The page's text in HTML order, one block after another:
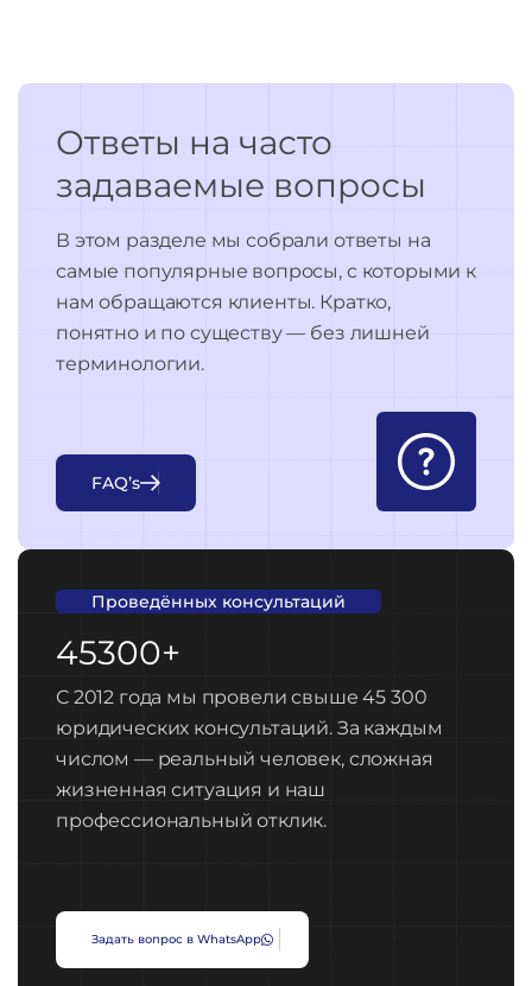
Ответы на часто
задаваемые вопросы
В этом разделе мы собрали ответы на
самые популярные вопросы, с которыми к
нам обращаются клиенты. Кратко,
понятно и по существу — без лишней
терминологии.
FAQ’s
Проведённых консультаций
45300+
С 2012 года мы провели свыше 45 300
юридических консультаций. За каждым
числом — реальный человек, сложная
жизненная ситуация и наш
профессиональный отклик.
Задать вопрос в WhatsApp